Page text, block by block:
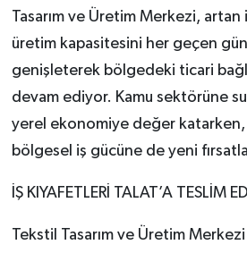
Tasarım ve Üretim Merkezi,
üretim kapasitesini her geçen
genişleterek bölgedeki ticari
devam ediyor. Kamu sektörüne
yerel ekonomiye değer katarken,
bölgesel iş gücüne de yeni
İŞ KIYAFETLERİ TALAT’A TESLİM
Tekstil Tasarım ve Üretim